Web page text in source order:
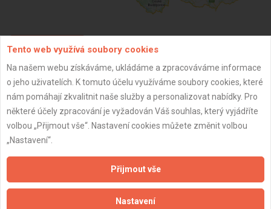
ZPĚT
Aktualizováno z portálu ARES dne 01.01.2024 17:15:08
Důležité informace
Naše firmy a řemeslníci
Zpracování a ochrana osobních údajů
Tento web využívá soubory cookies
Na našem webu získáváme, ukládáme a zpracováváme informace
o jeho uživatelích. K tomuto účelu využíváme soubory cookies, které
nám pomáhají zkvalitnit naše služby a personalizovat nabídky. Pro
některé účely zpracování je vyžadován Váš souhlas, který vyjádříte
volbou „Přijmout vše“. Nastavení cookies můžete změnit volbou
„Nastavení“.
Přijmout vše
Nastavení